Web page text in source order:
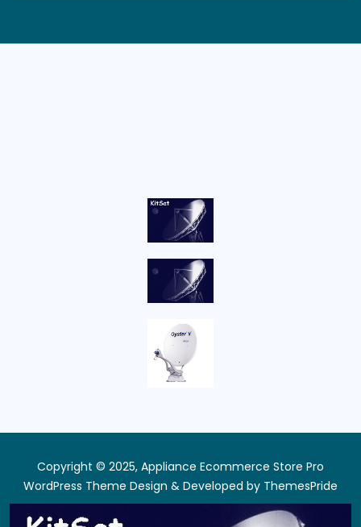
Copyright © 2025, Appliance Ecommerce Store Pro
WordPress Theme Design & Developed by ThemesPride